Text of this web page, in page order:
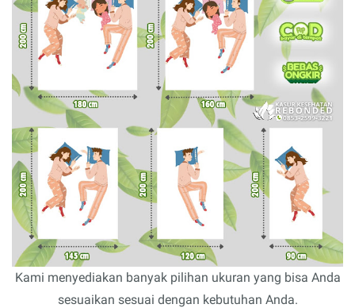
Kami menyediakan banyak pilihan ukuran yang bisa Anda
sesuaikan sesuai dengan kebutuhan Anda.